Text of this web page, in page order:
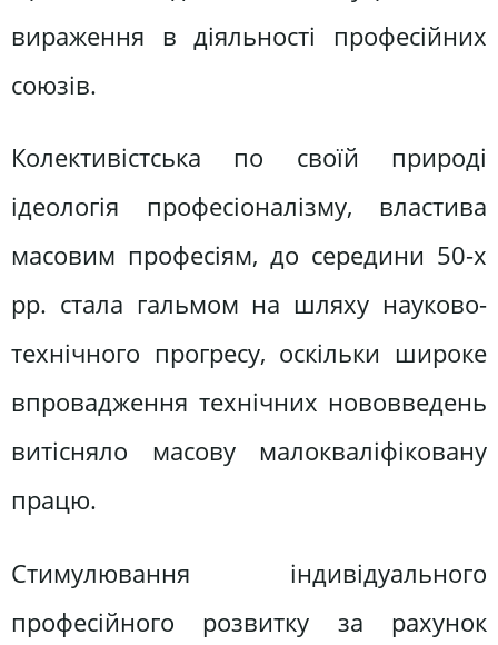
вираження в діяльності професійних
союзів.
Колективістська по своїй природі
ідеологія професіоналізму, властива
масовим професіям, до середини 50-х
рр. стала гальмом на шляху науково-
технічного прогресу, оскільки широке
впровадження технічних нововведень
витісняло масову малокваліфіковану
працю.
Стимулювання індивідуального
професійного розвитку за рахунок